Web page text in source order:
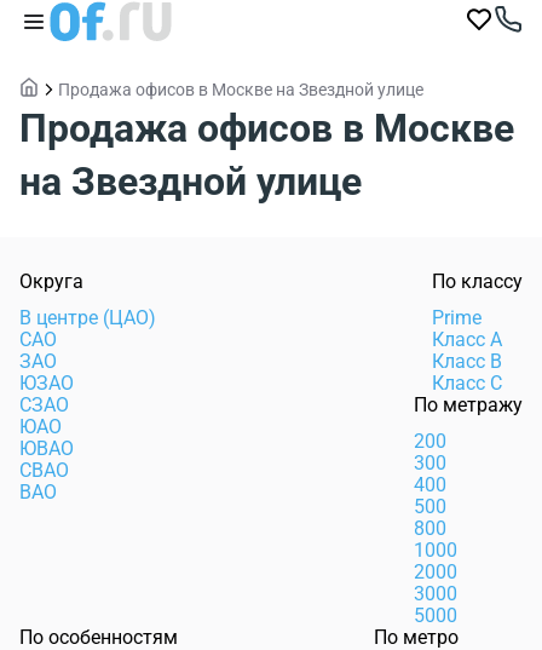
Продажа офисов в Москве на Звездной улице
Продажа офисов в Москве
на Звездной улице
Округа
В центре (ЦАО)
САО
ЗАО
ЮЗАО
СЗАО
ЮАО
ЮВАО
СВАО
ВАО
По классу
Prime
Класс А
Класс В
Класс С
По метражу
200
300
400
500
800
1000
2000
3000
5000
По особенностям
По метро